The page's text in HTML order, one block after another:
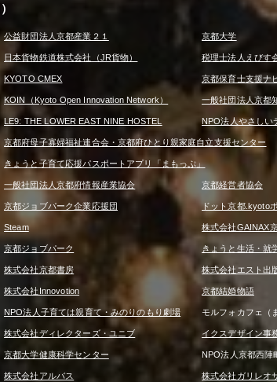
公益財団法人京都産業２１ 京都大学
日本貨物鉄道株式会社（JR貨物） 税理士法人えびす
KYOTO CMEX 京都保育士支援ナ
KOIN（Kyoto Open Innovation Network） 一般社団法人京都
LE9: THE LOWER EAST NINE HOSTEL NPO法人やさしい
京都府母子寡婦福祉連合会・京都府ひとり親家庭自立支援センター
きょうと子育て応援パスポートアプリ「まもっぷ」
一般社団法人京都府情報産業協会 京都経営者協会
京都ジョブパーク企業応援団 ドット京都.kyoto
Steam 株式会社GAINAX
京都ジョブパーク きょうと生活・就
株式会社京都書房 株式会社エスト出
株式会社Innovotion 京都結婚物語
NPO法人子育ては親育て・みのりのもり劇場 モルフォカフェ（
株式会社ディレクターズ・ユニブ イクスデザイン事
京都大学健康科学センター NPO法人京都西陣
株式会社アルバス 株式会社ガリレオ